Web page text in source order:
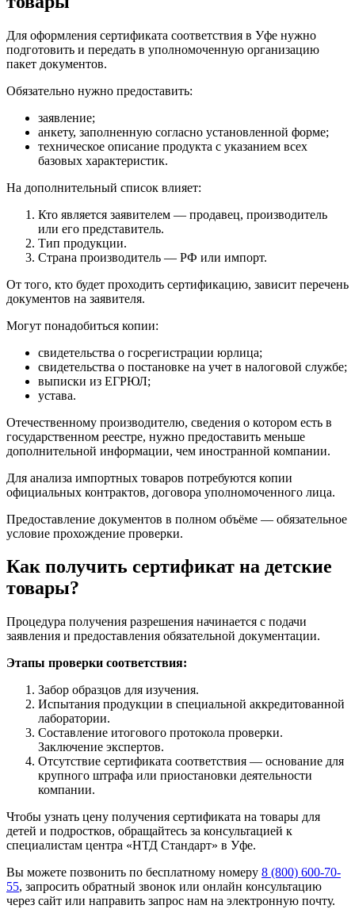
Для оформления сертификата соответствия в Уфе нужно
подготовить и передать в уполномоченную организацию
пакет документов.
Обязательно нужно предоставить:
заявление;
анкету, заполненную согласно установленной форме;
техническое описание продукта с указанием всех
базовых характеристик.
На дополнительный список влияет:
Кто является заявителем — продавец, производитель
или его представитель.
Тип продукции.
Страна производитель — РФ или импорт.
От того, кто будет проходить сертификацию, зависит перечень
документов на заявителя.
Могут понадобиться копии:
свидетельства о госрегистрации юрлица;
свидетельства о постановке на учет в налоговой службе;
выписки из ЕГРЮЛ;
устава.
Отечественному производителю, сведения о котором есть в
государственном реестре, нужно предоставить меньше
дополнительной информации, чем иностранной компании.
Для анализа импортных товаров потребуются копии
официальных контрактов, договора уполномоченного лица.
Предоставление документов в полном объёме — обязательное
условие прохождение проверки.
Как получить сертификат на детские
товары?
Процедура получения разрешения начинается с подачи
заявления и предоставления обязательной документации.
Этапы проверки соответствия:
Забор образцов для изучения.
Испытания продукции в специальной аккредитованной
лаборатории.
Составление итогового протокола проверки.
Заключение экспертов.
Отсутствие сертификата соответствия — основание для
крупного штрафа или приостановки деятельности
компании.
Чтобы узнать цену получения сертификата на товары для
детей и подростков, обращайтесь за консультацией к
специалистам центра «НТД Стандарт» в Уфе.
Вы можете позвонить по бесплатному номеру 8 (800) 600-70-
55, запросить обратный звонок или онлайн консультацию
через сайт или направить запрос нам на электронную почту.